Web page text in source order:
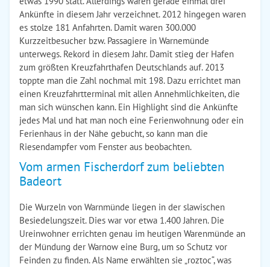
Ankünfte in diesem Jahr verzeichnet. 2012 hingegen waren
es stolze 181 Anfahrten. Damit waren 300.000
Kurzzeitbesucher bzw. Passagiere in Warnemünde
unterwegs. Rekord in diesem Jahr. Damit stieg der Hafen
zum größten Kreuzfahrthafen Deutschlands auf. 2013
toppte man die Zahl nochmal mit 198. Dazu errichtet man
einen Kreuzfahrtterminal mit allen Annehmlichkeiten, die
man sich wünschen kann. Ein Highlight sind die Ankünfte
jedes Mal und hat man noch eine Ferienwohnung oder ein
Ferienhaus in der Nähe gebucht, so kann man die
Riesendampfer vom Fenster aus beobachten.
Vom armen Fischerdorf zum beliebten
Badeort
Die Wurzeln von Warnmünde liegen in der slawischen
Besiedelungszeit. Dies war vor etwa 1.400 Jahren. Die
Ureinwohner errichten genau im heutigen Warenmünde an
der Mündung der Warnow eine Burg, um so Schutz vor
Feinden zu finden. Als Name erwählten sie „roztoc“, was